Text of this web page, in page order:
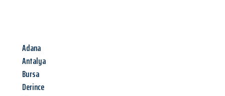
Adana
Antalya
Bursa
Derince